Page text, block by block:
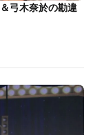
弓木奈於の勘違